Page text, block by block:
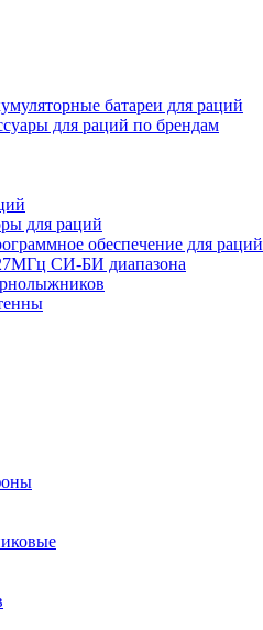
батареи для раций
для раций по брендам
для раций
обеспечение для раций
СИ-БИ диапазона